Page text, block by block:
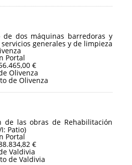
de dos máquinas barredoras y
generales y de limpieza
Portal
€
Olivenza
de Olivenza
de las obras de Rehabilitación
Patio)
Portal
€
Valdivia
de Valdivia